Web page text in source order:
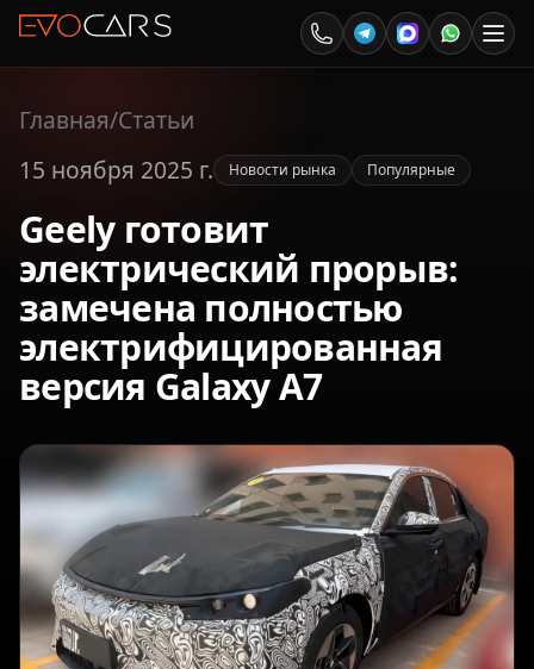
Главная/Статьи
15 ноября 2025 г.
Новости рынка Популярные
Geely готовит
электрический прорыв:
замечена полностью
электрифицированная
версия Galaxy A7